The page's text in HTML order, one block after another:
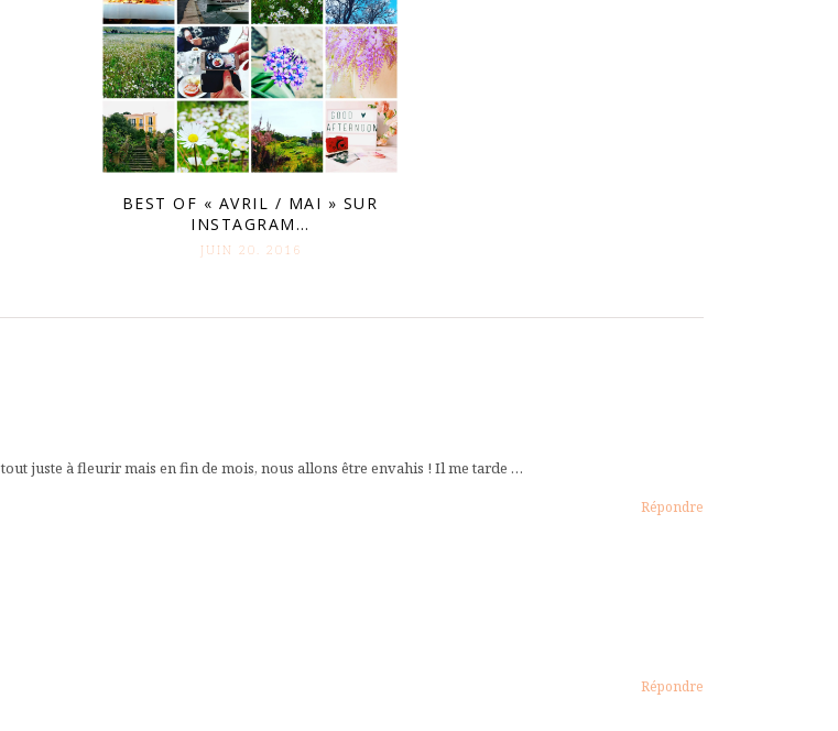
BEST OF « AVRIL / MAI » SUR
INSTAGRAM…
JUIN 20. 2016
juste à fleurir mais en fin de mois, nous allons être envahis ! Il me tarde …
Répondre
Répondre